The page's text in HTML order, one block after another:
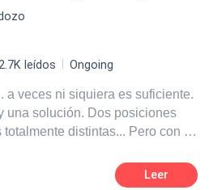
2.7K leídos Ongoing
a veces ni siquiera es suficiente.
una solución. Dos posiciones
distintas... Pero con el
Leer